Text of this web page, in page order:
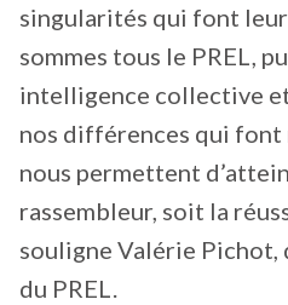
singularités qui font
sommes tous le PREL,
intelligence collective
nos différences qui font
nous permettent
rassembleur, soit la
souligne Valérie
du PREL.